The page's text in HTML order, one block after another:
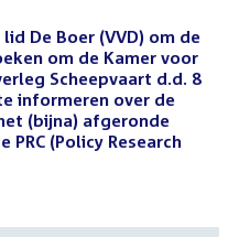
De Boer (VVD) om de
om de Kamer voor
Scheepvaart d.d. 8
informeren over de
(bijna) afgeronde
PRC (Policy Research